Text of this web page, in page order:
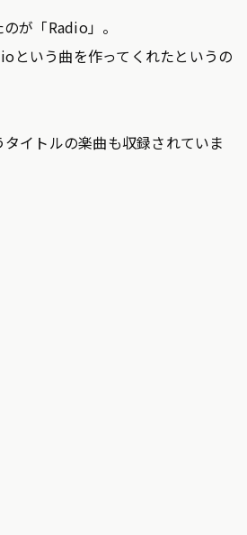
が「Radio」。
という曲を作ってくれたというの
タイトルの楽曲も収録されていま